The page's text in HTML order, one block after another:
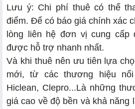
Lưu ý: Chi phí thuê có thể
điểm. Để có báo giá chính xác
lòng liên hệ đơn vị cung cấp
được hỗ trợ nhanh nhất.
Và khi thuê nên ưu tiên lựa
mới, từ các thương hiệu
Hiclean, Clepro...Là những
giá cao về độ bền và khả năng